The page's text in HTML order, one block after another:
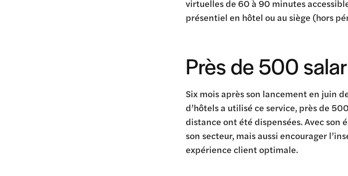
virtuelles de 60 à 90 minutes
présentiel en hôtel ou au siège (hors
Près de 500
Six mois après son lancement en juin
d’hôtels a utilisé ce service, près de
distance ont été dispensées. Avec son
son secteur, mais aussi encourager
expérience client optimale.